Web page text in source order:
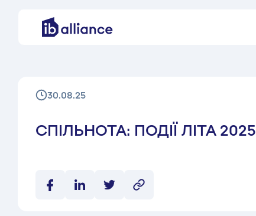
30.08.25
СПІЛЬНОТА: ПОДІЇ ЛІТА 2025